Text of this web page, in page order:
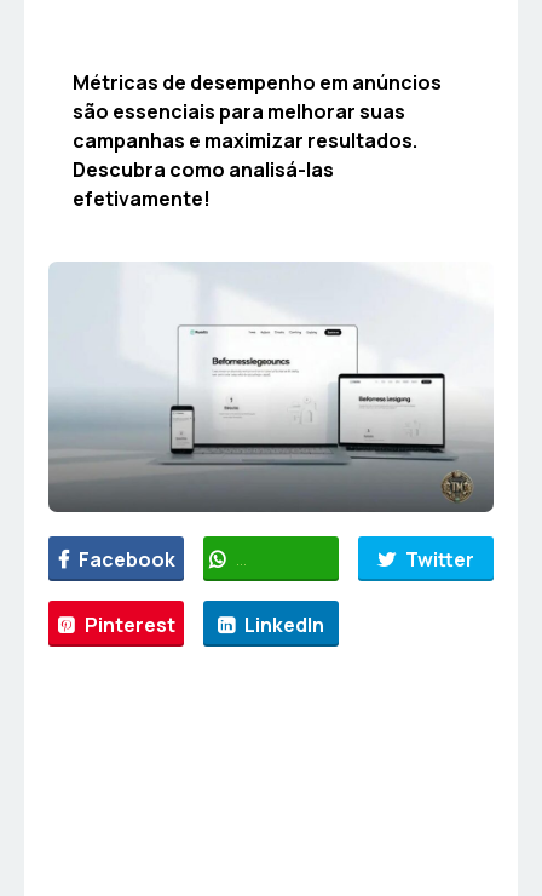
Métricas de desempenho em anúncios
são essenciais para melhorar suas
campanhas e maximizar resultados.
Descubra como analisá-las
efetivamente!
Facebook WhatsApp Twitter
Pinterest LinkedIn